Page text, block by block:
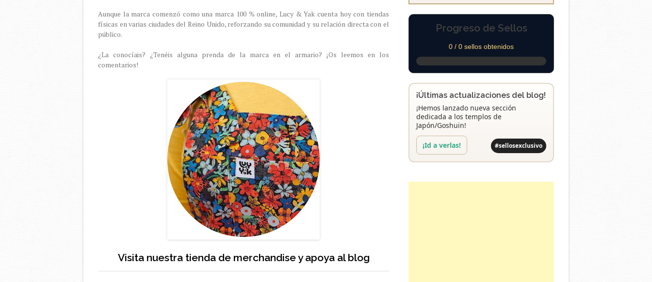
Aunque la marca comenzó como una marca 100 % online, Lucy & Yak cuenta hoy con tiendas
físicas en varias ciudades del Reino Unido, reforzando su comunidad y su relación directa con el
público.
¿La conocíais? ¿Tenéis alguna prenda de la marca en el armario? ¡Os leemos en los
comentarios!
Visita nuestra tienda de merchandise y apoya al blog
Progreso de Sellos
0 / 0 sellos obtenidos
¡Últimas actualizaciones del blog!
¡Hemos lanzado nueva sección
dedicada a los templos de
Japón/Goshuin!
¡Id a verlas! #sellosexclusivo